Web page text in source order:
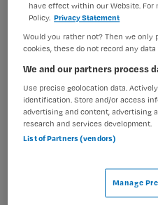
ERVARING
Ervaren
Vacature niet
Deze vacature SEH
meer actueel. Hieronder
vacatures die voor u
have effect within our Website. For
Policy. Privacy Statement
Would you rather not? Then we only
cookies, these do not record any
We and our partners process
Use precise geolocation data.
identification. Store and/or access
advertising and content, advertising
research and services development.
List of Partners (vendors)
Manage